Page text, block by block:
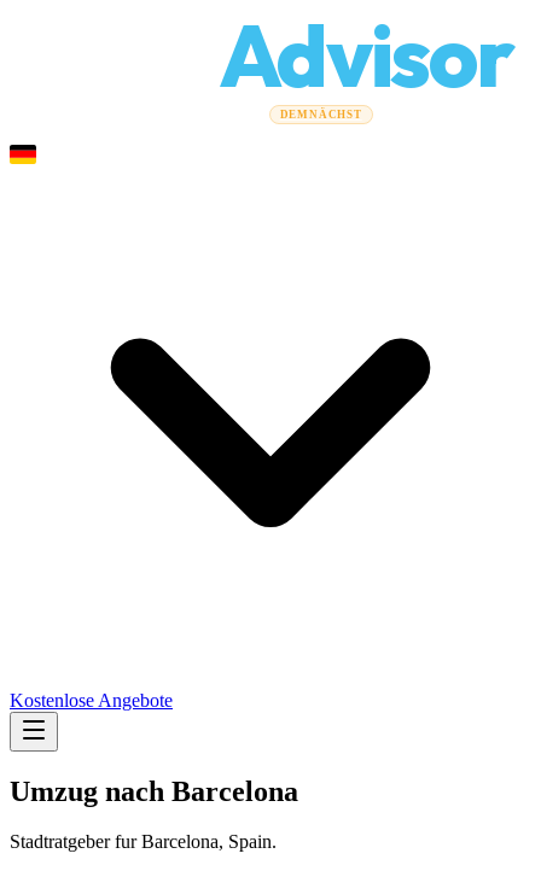
Advisor
DEMNÄCHST
Kostenlose Angebote
Umzug nach Barcelona
Stadtratgeber fur Barcelona, Spain.